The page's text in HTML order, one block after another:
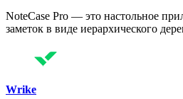
NoteCase Pro — это настольное
заметок в виде иерархического
Wrike